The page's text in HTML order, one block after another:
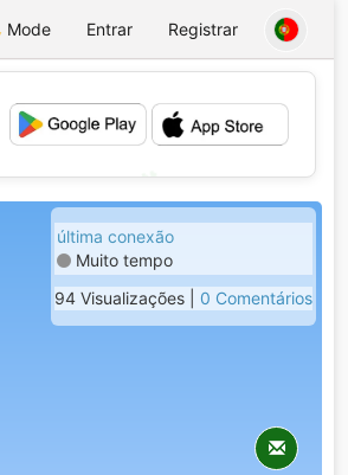
Mode Entrar Registrar
última conexão
Muito tempo
94 Visualizações | 0 Comentários